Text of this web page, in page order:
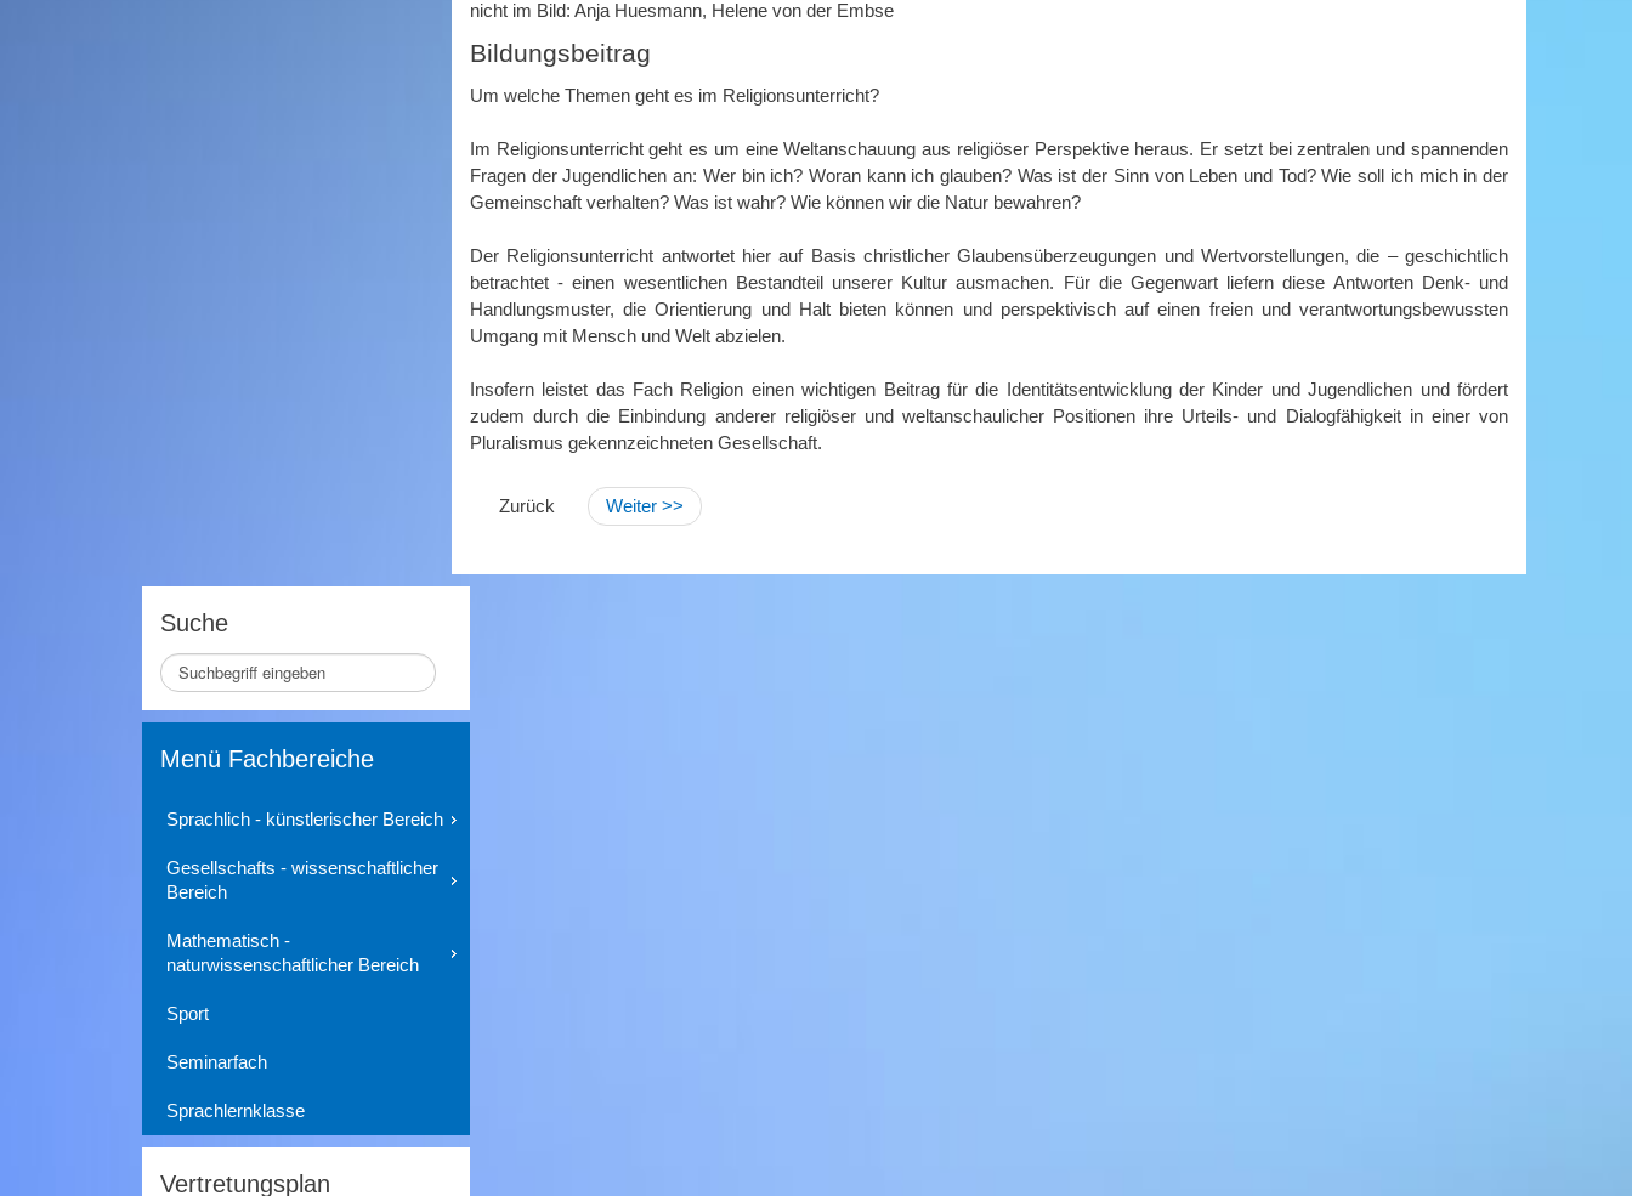
nicht im Bild: Anja Huesmann, Helene von der Embse
Bildungsbeitrag
Um welche Themen geht es im Religionsunterricht?
Im Religionsunterricht geht es um eine Weltanschauung aus religiöser Perspektive heraus. Er setzt bei zentralen und spannenden
Fragen der Jugendlichen an: Wer bin ich? Woran kann ich glauben? Was ist der Sinn von Leben und Tod? Wie soll ich mich in der
Gemeinschaft verhalten? Was ist wahr? Wie können wir die Natur bewahren?
Der Religionsunterricht antwortet hier auf Basis christlicher Glaubensüberzeugungen und Wertvorstellungen, die – geschichtlich
betrachtet - einen wesentlichen Bestandteil unserer Kultur ausmachen. Für die Gegenwart liefern diese Antworten Denk- und
Handlungsmuster, die Orientierung und Halt bieten können und perspektivisch auf einen freien und verantwortungsbewussten
Umgang mit Mensch und Welt abzielen.
Insofern leistet das Fach Religion einen wichtigen Beitrag für die Identitätsentwicklung der Kinder und Jugendlichen und fördert
zudem durch die Einbindung anderer religiöser und weltanschaulicher Positionen ihre Urteils- und Dialogfähigkeit in einer von
Pluralismus gekennzeichneten Gesellschaft.
Zurück Weiter >>
Suche
Seite
durchsuchen
Menü Fachbereiche
Sprachlich - künstlerischer Bereich
Gesellschafts - wissenschaftlicher
Bereich
Mathematisch -
naturwissenschaftlicher Bereich
Sport
Seminarfach
Sprachlernklasse
Vertretungsplan